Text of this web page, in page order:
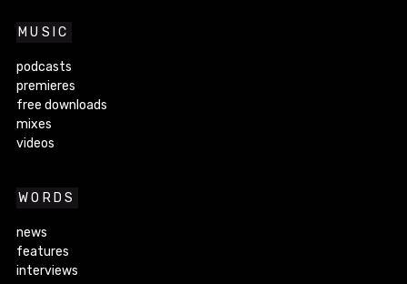
MUSIC
podcasts
premieres
free downloads
mixes
videos
WORDS
news
features
interviews